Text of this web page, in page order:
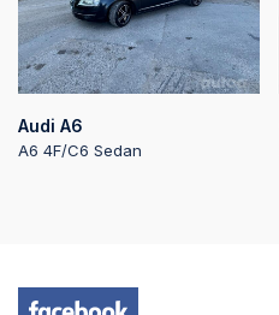
Audi A6
A6 4F/C6 Sedan